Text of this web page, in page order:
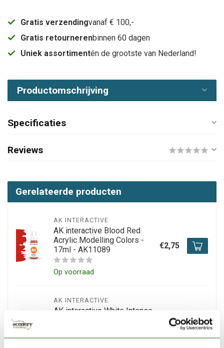
Gratis verzendingvanaf € 100,-
Gratis retournerenbinnen 60 dagen
Uniek assortimentén de grootste van Nederland!
Productomschrijving
Specificaties
Reviews
Gerelateerde producten
AK INTERACTIVE
AK interactive Blood Red
Acrylic Modelling Colors -
17ml - AK11089
Op voorraad
€2,75
AK INTERACTIVE
AK interactive White Intense
€2,75